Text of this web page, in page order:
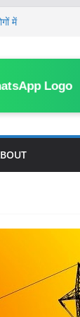
में
व